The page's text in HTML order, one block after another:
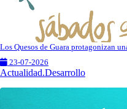
Los Quesos de Guara protagonizan
23-07-2026
Actualidad.Desarrollo